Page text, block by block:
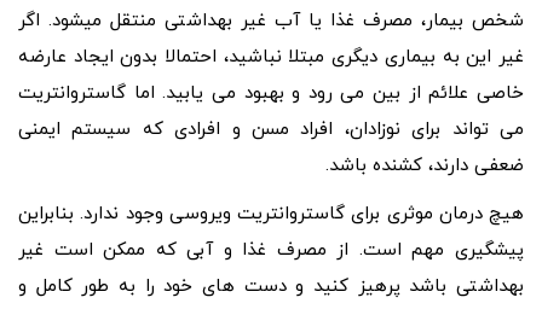
شخص بیمار، مصرف غذا یا آب غیر بهداشتی منتقل میشود. اگر
غیر این به بیماری دیگری مبتلا نباشید، احتمالا بدون ایجاد عارضه
خاصی علائم از بین می رود و بهبود می یابید. اما گاستروانتریت
می تواند برای نوزادان، افراد مسن و افرادی که سیستم ایمنی
ضعفی دارند، کشنده باشد.
هیچ درمان موثری برای گاستروانتریت ویروسی وجود ندارد. بنابراین
پیشگیری مهم است. از مصرف غذا و آبی که ممکن است غیر
بهداشتی باشد پرهیز کنید و دست های خود را به طور کامل و